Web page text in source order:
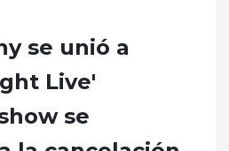
se unió a
Live'
se